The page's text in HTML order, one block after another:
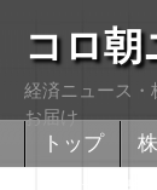
コロ
経済ニュース・
お届け
トップ